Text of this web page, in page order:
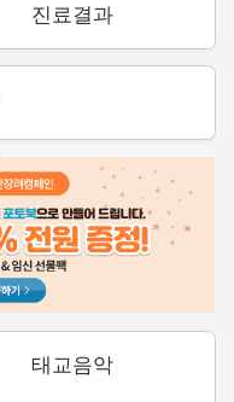
진료결과
태교음악